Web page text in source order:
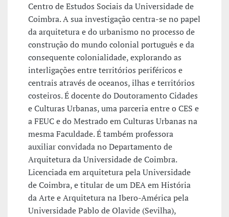
Centro de Estudos Sociais da Universidade de
Coimbra. A sua investigação centra-se no papel
da arquitetura e do urbanismo no processo de
construção do mundo colonial português e da
consequente colonialidade, explorando as
interligações entre territórios periféricos e
centrais através de oceanos, ilhas e territórios
costeiros. É docente do Doutoramento Cidades
e Culturas Urbanas, uma parceria entre o CES e
a FEUC e do Mestrado em Culturas Urbanas na
mesma Faculdade. É também professora
auxiliar convidada no Departamento de
Arquitetura da Universidade de Coimbra.
Licenciada em arquitetura pela Universidade
de Coimbra, e titular de um DEA em História
da Arte e Arquitetura na Ibero-América pela
Universidade Pablo de Olavide (Sevilha),